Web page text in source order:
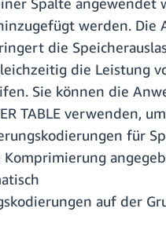
werden. Die
die
die Leistung
Sie können die
TABLE verwenden,
für
Komprimierung
auf der